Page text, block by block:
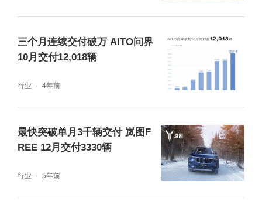
三个月连续交付破万 AITO问界
10月交付12,018辆
行业 4年前
最快突破单月3千辆交付 岚图F
REE 12月交付3330辆
行业 5年前